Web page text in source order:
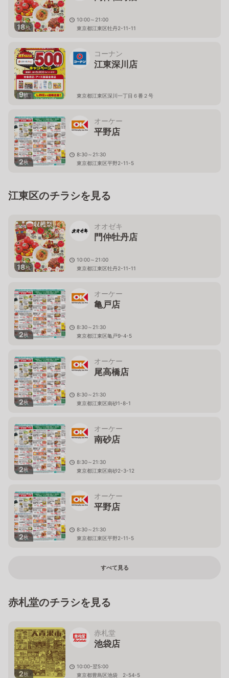
18枚
10:00～21:00
東京都江東区牡丹2-11-11
9枚
コーナン
江東深川店
東京都江東区深川一丁目６番２号
2枚
オーケー
平野店
8:30～21:30
東京都江東区平野2-11-5
江東区のチラシを見る
18枚
オオゼキ
門仲牡丹店
10:00～21:00
東京都江東区牡丹2-11-11
2枚
オーケー
亀戸店
8:30～21:30
東京都江東区亀戸9-4-5
2枚
オーケー
尾高橋店
8:30～21:30
東京都江東区南砂1-8-1
2枚
オーケー
南砂店
8:30～21:30
東京都江東区南砂2-3-12
2枚
オーケー
平野店
8:30～21:30
東京都江東区平野2-11-5
すべて見る
赤札堂のチラシを見る
2枚
赤札堂
池袋店
10:00-翌5:00
東京都豊島区池袋 2-54-5